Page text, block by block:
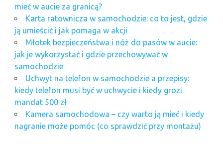
mieć w aucie za granicą?
Karta ratownicza w samochodzie: co to jest, gdzie
ją umieścić i jak pomaga w akcji
Młotek bezpieczeństwa i nóż do pasów w aucie:
jak je wykorzystać i gdzie przechowywać w
samochodzie
Uchwyt na telefon w samochodzie a przepisy:
kiedy telefon musi być w uchwycie i kiedy grozi
mandat 500 zł
Kamera samochodowa – czy warto ją mieć i kiedy
nagranie może pomóc (co sprawdzić przy montażu)